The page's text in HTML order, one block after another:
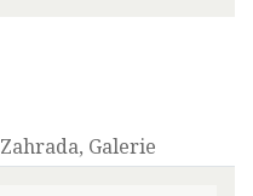
Zahrada, Galerie